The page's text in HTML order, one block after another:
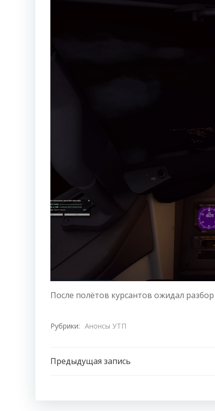
После полётов курсантов ожидал
Рубрики: Анонсы УТП
Навигация
записям
Предыдущая запись